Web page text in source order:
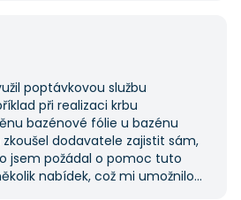
poptávkovou službu
při realizaci krbu
bazénové fólie u bazénu
zkoušel dodavatele zajistit sám,
jsem požádal o pomoc tuto
nabídek, což mi umožnilo